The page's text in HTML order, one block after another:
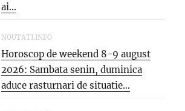
ai...
NOUTATI.INFO
Horoscop de weekend 8-9 august
2026: Sambata senin, duminica
aduce rasturnari de situatie…